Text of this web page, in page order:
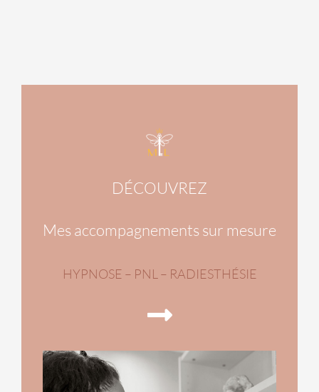
DÉCOUVREZ
Mes accompagnements sur mesure
HYPNOSE – PNL – RADIESTHÉSIE